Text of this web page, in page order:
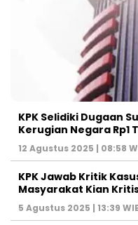
KPK Selidiki Dugaan
Kerugian Negara Rp1 T
12 Agustus 2025 | 08:58
KPK Jawab Kritik
Masyarakat Kian
5 Agustus 2025 | 13:39